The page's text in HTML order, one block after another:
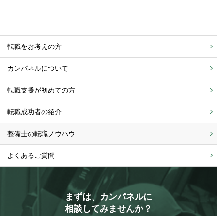
転職をお考えの方
カンパネルについて
転職支援が初めての方
転職成功者の紹介
整備士の転職ノウハウ
よくあるご質問
まずは、カンパネルに
相談してみませんか？